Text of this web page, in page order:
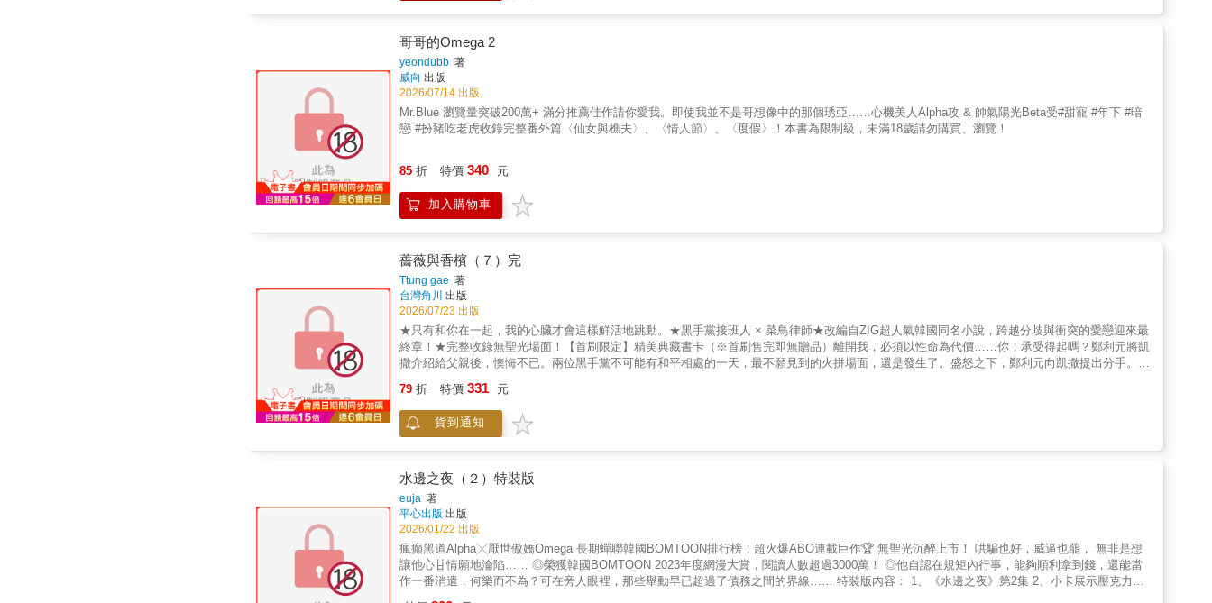
哥哥的Omega 2
yeondubb 著
威向 出版
2026/07/14 出版
Mr.Blue 瀏覽量突破200萬+ 滿分推薦佳作請你愛我。即使我並不是哥想像中的那個琇亞……心機美人Alpha攻 & 帥氣陽光Beta受#甜寵 #年下 #暗
戀 #扮豬吃老虎收錄完整番外篇〈仙女與樵夫〉、〈情人節〉、〈度假〉！本書為限制級，未滿18歲請勿購買、瀏覽！
85 折 特價 340 元
加入購物車
薔薇與香檳（７）完
Ttung gae 著
台灣角川 出版
2026/07/23 出版
★只有和你在一起，我的心臟才會這樣鮮活地跳動。★黑手黨接班人 × 菜鳥律師★改編自ZIG超人氣韓國同名小說，跨越分歧與衝突的愛戀迎來最
終章！★完整收錄無聖光場面！【首刷限定】精美典藏書卡（※首刷售完即無贈品）離開我，必須以性命為代價……你，承受得起嗎？鄭利元將凱
撒介紹給父親後，懊悔不已。兩位黑手黨不可能有和平相處的一天，最不願見到的火拼場面，還是發生了。盛怒之下，鄭利元向凱撒提出分手。本
定，弗拉迪米得卻帶來壞消息──父親病倒了。夾在父親與情人之間，鄭利元將如何做出抉擇？這場無法兩全的愛與責任，是否真的存在解
答……？ⓒ ZIG, Ttung gae / KENAZ All Rights Reserved
79 折 特價 331 元
貨到通知
水邊之夜（２）特裝版
euja 著
平心出版 出版
2026/01/22 出版
瘋癲黑道Alpha╳厭世傲嬌Omega 長期蟬聯韓國BOMTOON排行榜，超火爆ABO連載巨作🏆 無聖光沉醉上市！ 哄騙也好，威逼也罷， 無非是想
讓他心甘情願地淪陷…… ◎榮獲韓國BOMTOON 2023年度網漫大賞，閱讀人數超過3000萬！ ◎他自認在規矩內行事，能夠順利拿到錢，還能當
作一番消遣，何樂而不為？可在旁人眼裡，那些舉動早已超過了債務之間的界線…… 特裝版內容： 1、《水邊之夜》第2集 2、小卡展示壓克力立